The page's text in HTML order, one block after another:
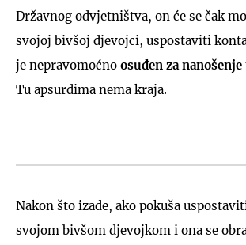
Državnog odvjetništva, on će se čak
svojoj bivšoj djevojci, uspostaviti
je nepravomoćno osuđen za
Tu apsurdima nema kraja.
Nakon što izađe, ako pokuša
svojom bivšom djevojkom i ona se